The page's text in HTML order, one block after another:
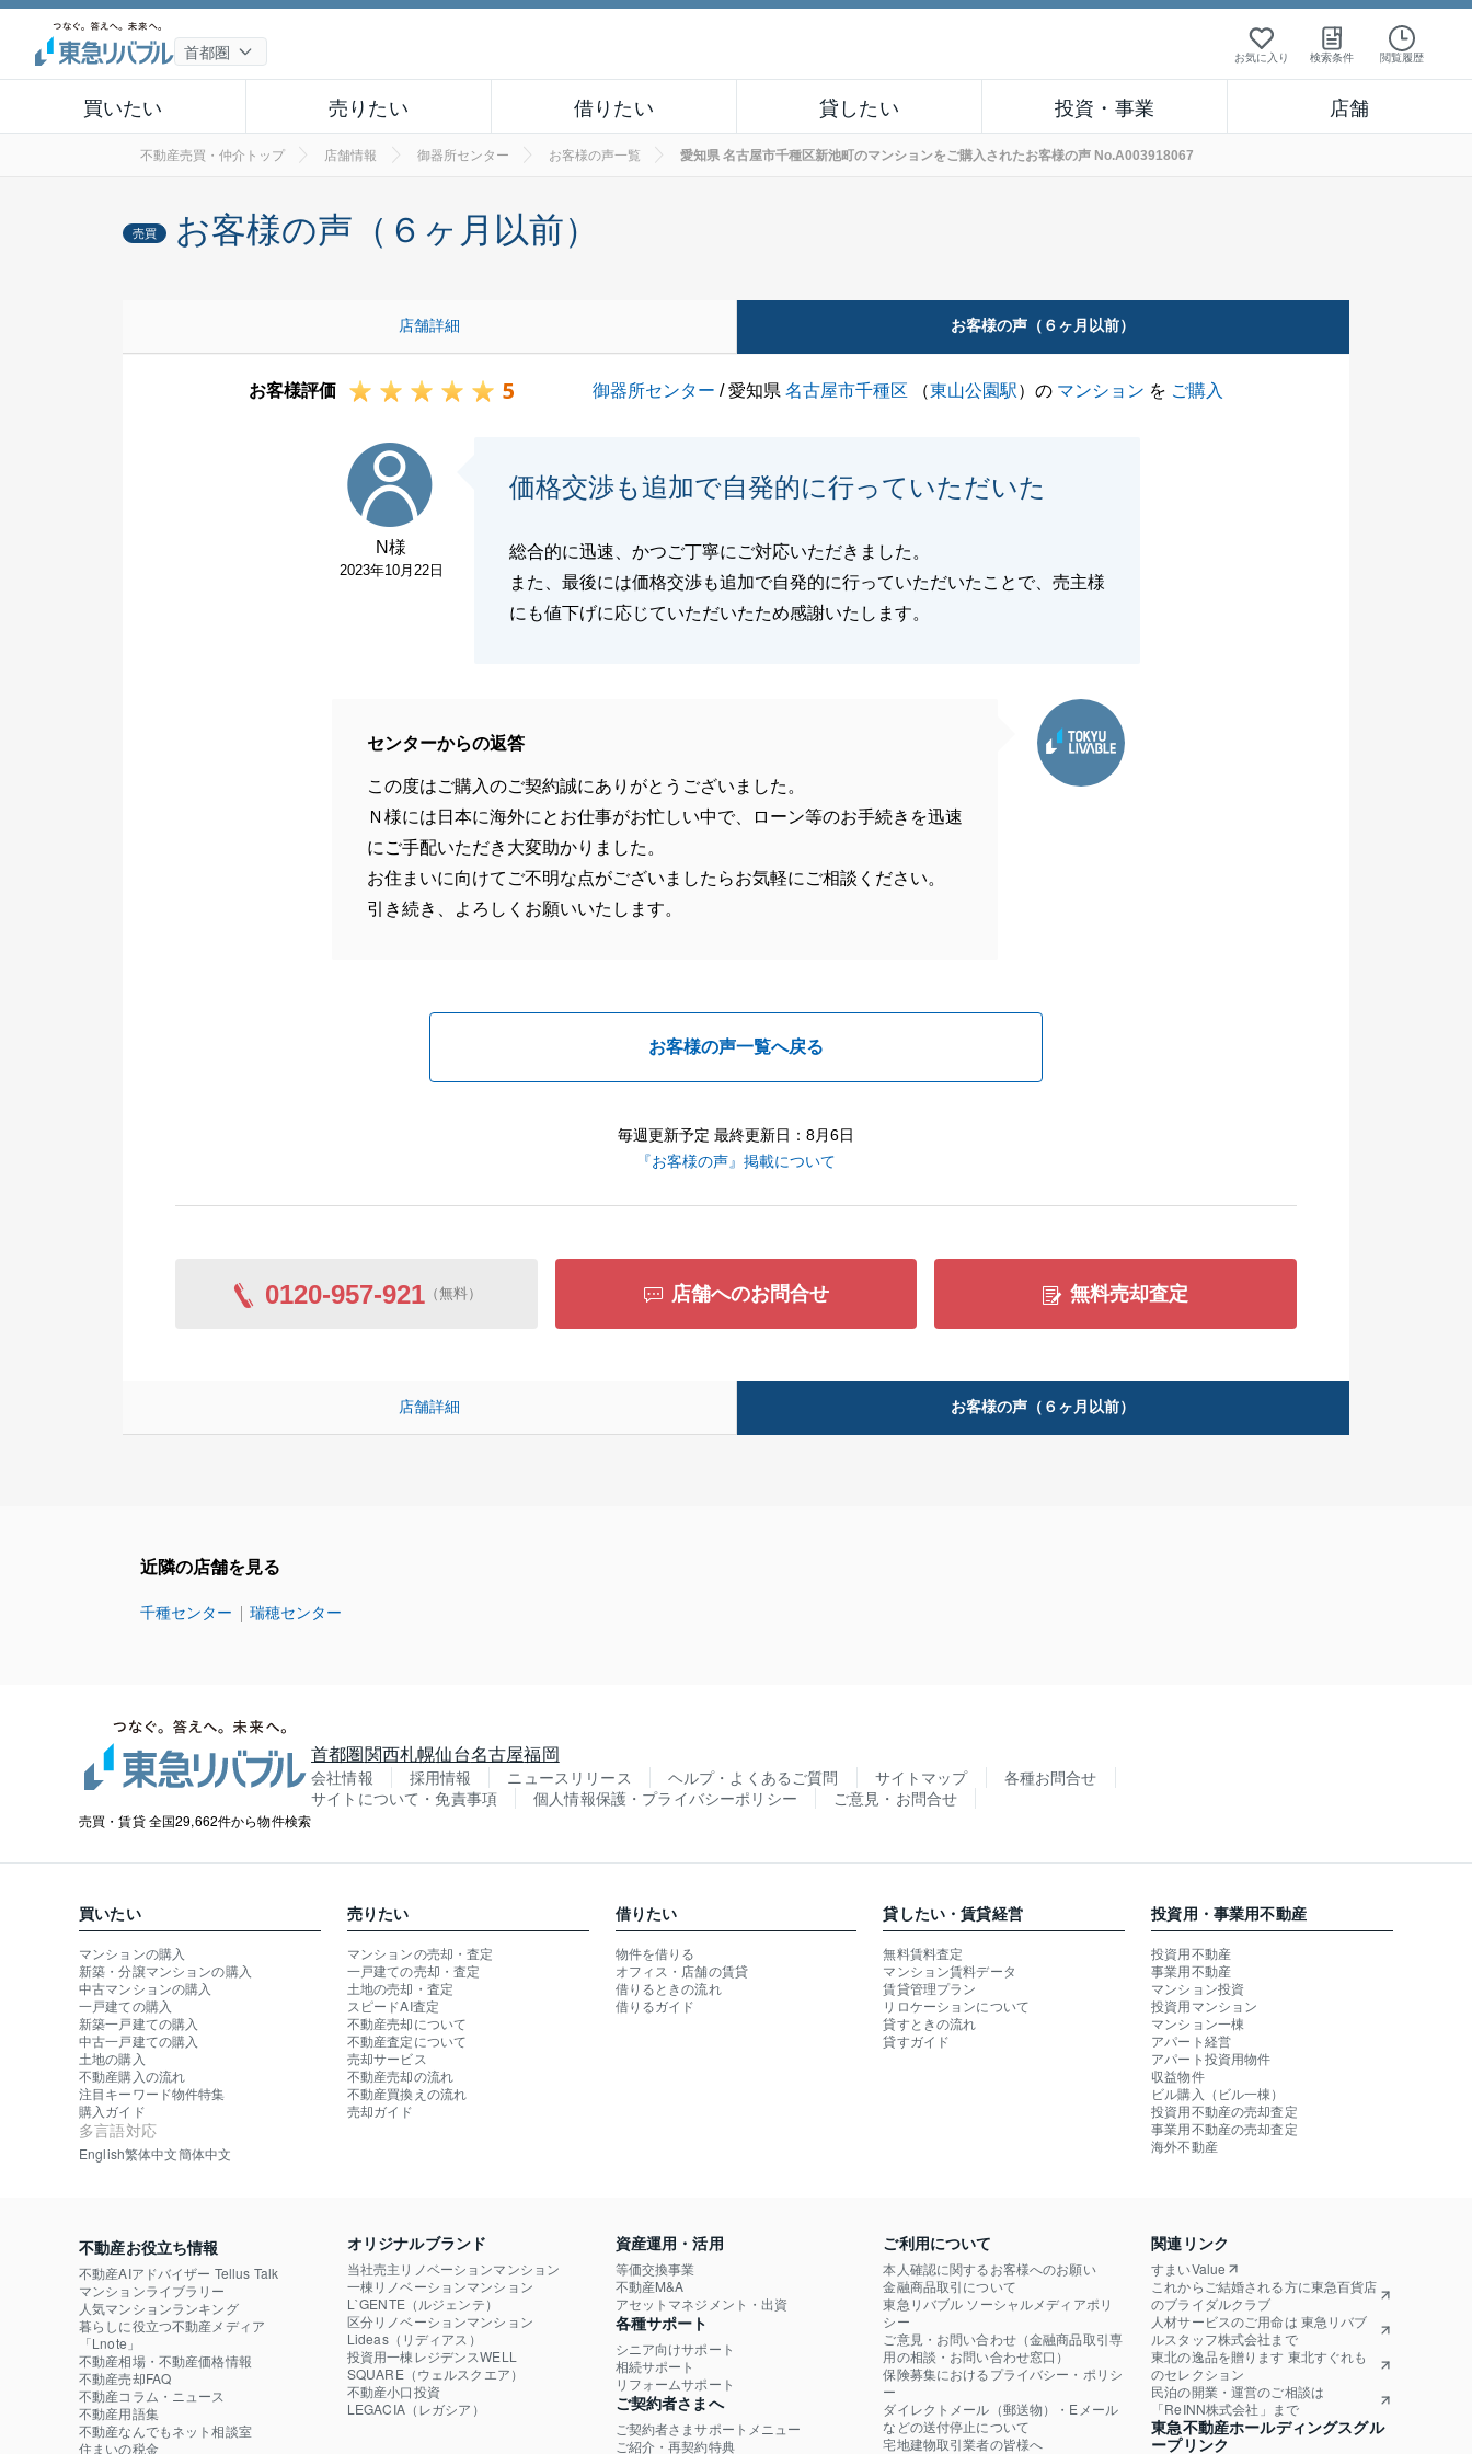
お気に入り 検索条件 閲覧履歴
買いたい 売りたい 借りたい 貸したい 投資・事業 店舗
不動産売買・仲介トップ 店舗情報 御器所センター お客様の声一覧 愛知県 名古屋市千種区新池町のマンションをご購入されたお客様の声 No.A003918067
売買 お客様の声（６ヶ月以前）
店舗詳細 お客様の声（６ヶ月以前）
お客様評価 5 御器所センター / 愛知県名古屋市千種区 （東山公園駅）の マンション を ご購入
N様
2023年10月22日
価格交渉も追加で自発的に行っていただいた
総合的に迅速、かつご丁寧にご対応いただきました。
また、最後には価格交渉も追加で自発的に行っていただいたことで、売主様
にも値下げに応じていただいたため感謝いたします。
センターからの返答
この度はご購入のご契約誠にありがとうございました。
Ｎ様には日本に海外にとお仕事がお忙しい中で、ローン等のお手続きを迅速
にご手配いただき大変助かりました。
お住まいに向けてご不明な点がございましたらお気軽にご相談ください。
引き続き、よろしくお願いいたします。
お客様の声一覧へ戻る
毎週更新予定 最終更新日：8月6日
『お客様の声』掲載について
0120-957-921 （無料） 店舗へのお問合せ 無料売却査定
店舗詳細 お客様の声（６ヶ月以前）
近隣の店舗を見る
千種センター 瑞穂センター
売買・賃貸 全国29,662件から物件検索
首都圏関西札幌仙台名古屋福岡
会社情報 採用情報 ニュースリリース ヘルプ・よくあるご質問 サイトマップ
各種お問合せ
サイトについて・免責事項
個人情報保護・プライバシーポリシー ご意見・お問合せ
買いたい
マンションの購入
新築・分譲マンションの購入
中古マンションの購入
一戸建ての購入
新築一戸建ての購入
中古一戸建ての購入
土地の購入
不動産購入の流れ
注目キーワード物件特集
購入ガイド
多言語対応
English繁体中文簡体中文
売りたい
マンションの売却・査定
一戸建ての売却・査定
土地の売却・査定
スピードAI査定
不動産売却について
不動産査定について
売却サービス
不動産売却の流れ
不動産買換えの流れ
売却ガイド
借りたい
物件を借りる
オフィス・店舗の賃貸
借りるときの流れ
借りるガイド
貸したい・賃貸経営
無料賃料査定
マンション賃料データ
賃貸管理プラン
リロケーションについて
貸すときの流れ
貸すガイド
投資用・事業用不動産
投資用不動産
事業用不動産
マンション投資
投資用マンション
マンション一棟
アパート経営
アパート投資用物件
収益物件
ビル購入（ビル一棟）
投資用不動産の売却査定
事業用不動産の売却査定
海外不動産
不動産お役立ち情報
不動産AIアドバイザー Tellus Talk
マンションライブラリー
人気マンションランキング
暮らしに役立つ不動産メディア
「Lnote」
不動産相場・不動産価格情報
不動産売却FAQ
不動産コラム・ニュース
不動産用語集
不動産なんでもネット相談室
住まいの税金
オリジナルブランド
当社売主リノベーションマンション
一棟リノベーションマンション
L`GENTE（ルジェンテ）
区分リノベーションマンション
Lideas（リディアス）
投資用一棟レジデンスWELL
SQUARE（ウェルスクエア）
不動産小口投資
LEGACIA（レガシア）
資産運用・活用
等価交換事業
不動産M&A
アセットマネジメント・出資
各種サポート
シニア向けサポート
相続サポート
リフォームサポート
ご契約者さまへ
ご契約者さまサポートメニュー
ご紹介・再契約特典
ご利用について
本人確認に関するお客様へのお願い
金融商品取引について
東急リバブル ソーシャルメディアポリ
シー
ご意見・お問い合わせ（金融商品取引専
用の相談・お問い合わせ窓口）
保険募集におけるプライバシー・ポリシ
ー
ダイレクトメール（郵送物）・Eメール
などの送付停止について
宅地建物取引業者の皆様へ
関連リンク
すまいValue
これからご結婚される方に東急百貨店
のブライダルクラブ
人材サービスのご用命は 東急リバブ
ルスタッフ株式会社まで
東北の逸品を贈ります 東北すぐれも
のセレクション
民泊の開業・運営のご相談は
「ReINN株式会社」まで
東急不動産ホールディングスグル
ープリンク